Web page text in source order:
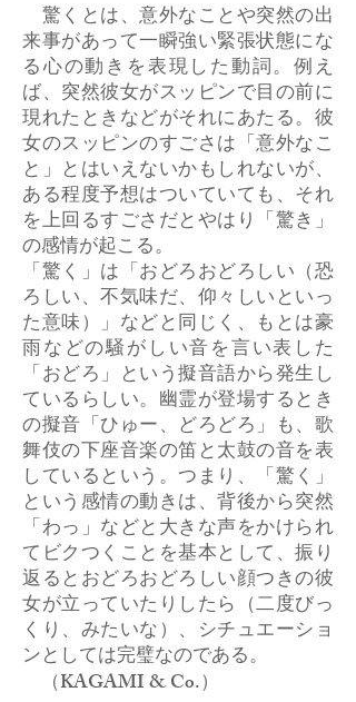
驚くとは、意外なことや突然の出
来事があって一瞬強い緊張状態にな
る心の動きを表現した動詞。例え
ば、突然彼女がスッピンで目の前に
現れたときなどがそれにあたる。彼
女のスッピンのすごさは「意外なこ
と」とはいえないかもしれないが、
ある程度予想はついていても、それ
を上回るすごさだとやはり「驚き」
の感情が起こる。
「驚く」は「おどろおどろしい（恐
ろしい、不気味だ、仰々しいといっ
た意味）」などと同じく、もとは豪
雨などの騒がしい音を言い表した
「おどろ」という擬音語から発生し
ているらしい。幽霊が登場するとき
の擬音「ひゅー、どろどろ」も、歌
舞伎の下座音楽の笛と太鼓の音を表
しているという。つまり、「驚く」
という感情の動きは、背後から突然
「わっ」などと大きな声をかけられ
てビクつくことを基本として、振り
返るとおどろおどろしい顔つきの彼
女が立っていたりしたら（二度びっ
くり、みたいな）、シチュエーショ
ンとしては完璧なのである。
（KAGAMI & Co.）